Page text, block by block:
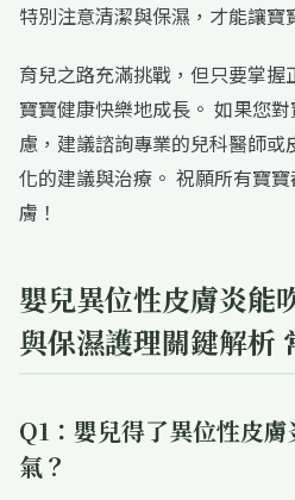
特別注意清潔與保濕，才能讓寶
育兒之路充滿挑戰，但只要掌
寶寶健康快樂地成長。 如果您
慮，建議諮詢專業的兒科醫師或
化的建議與治療。 祝願所有寶
膚！
嬰兒異位性皮膚炎能
與保濕護理關鍵解析
Q1：嬰兒得了異位性皮
氣？